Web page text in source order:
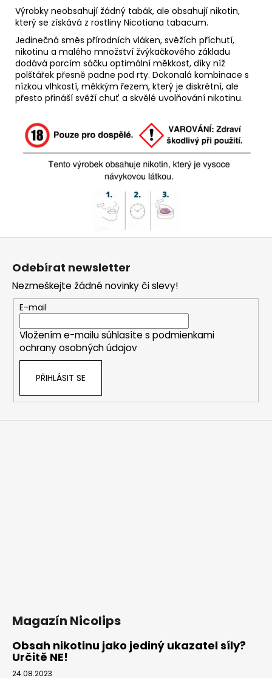
Výrobky neobsahují žádný tabák, ale obsahují nikotin,
který se získává z rostliny Nicotiana tabacum.
Jedinečná směs přírodních vláken, svěžích příchutí,
nikotinu a malého množství žvýkačkového základu
dodává porcím sáčku optimální měkkost, díky níž
polštářek přesně padne pod rty. Dokonalá kombinace s
nízkou vlhkostí, měkkým řezem, který je diskrétní, ale
přesto přináší svěží chuť a skvělé uvolňování nikotinu.
Z
Odebírat newsletter
Nezmeškejte žádné novinky či slevy!
E-mail
Vložením e-mailu súhlasíte s podmienkami
ochrany osobných údajov
PŘIHLÁSIT SE
Magazín Nicolips
Obsah nikotinu jako jediný ukazatel síly?
Určitě NE!
24.08.2023